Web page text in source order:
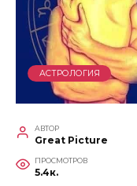
АСТРОЛОГИЯ
АВТОР
Great Picture
ПРОСМОТРОВ
5.4к.